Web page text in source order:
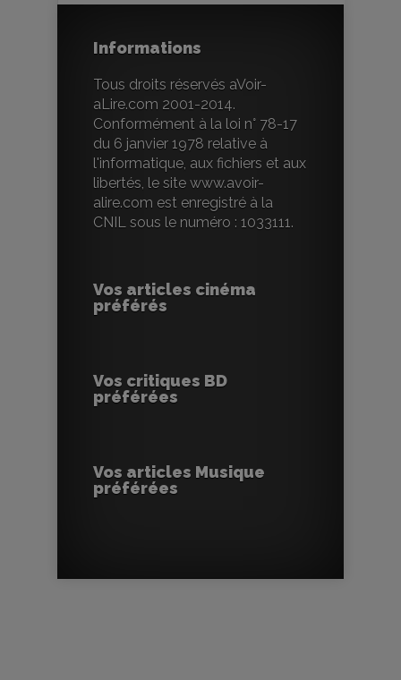
Informations
Tous droits réservés aVoir-
aLire.com 2001-2014.
Conformément à la loi n° 78-17
du 6 janvier 1978 relative à
l'informatique, aux fichiers et aux
libertés, le site www.avoir-
alire.com est enregistré à la
CNIL sous le numéro : 1033111.
Vos articles cinéma
préférés
Vos critiques BD
préférées
Vos articles Musique
préférées